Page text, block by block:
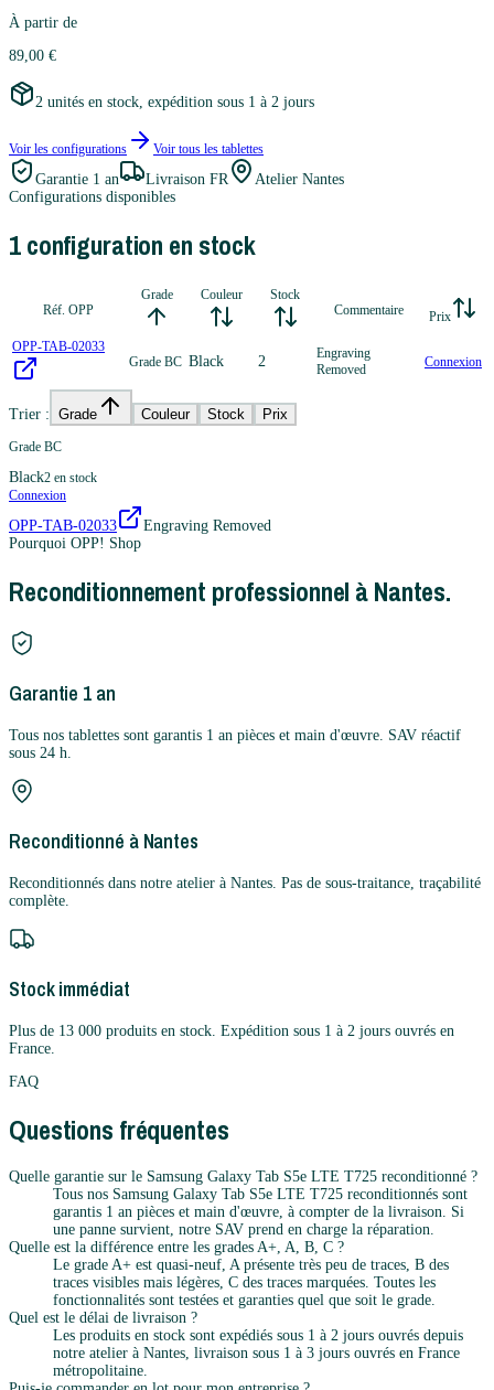
À partir de
89,00 €
2 unités en stock, expédition sous 1 à 2 jours
Voir les configurations Voir tous les tablettes
Garantie 1 an Livraison FR
Atelier Nantes
Configurations disponibles
1configuration en stock
Réf. OPP
Grade Couleur
Stock
Commentaire
Prix
OPP-TAB-02033
Grade BC Black 2
Engraving
Removed
Connexion
Trier : Grade Couleur Stock Prix
Grade BC
Black2 en stock
Connexion
OPP-TAB-02033
Engraving Removed
Pourquoi OPP! Shop
Reconditionnement professionnel à Nantes.
Garantie 1 an
Tous nos tablettes sont garantis 1 an pièces et main d'œuvre. SAV réactif
sous 24 h.
Reconditionné à Nantes
Reconditionnés dans notre atelier à Nantes. Pas de sous-traitance, traçabilité
complète.
Stock immédiat
Plus de 13 000 produits en stock. Expédition sous 1 à 2 jours ouvrés en
France.
FAQ
Questions fréquentes
Quelle garantie sur le Samsung Galaxy Tab S5e LTE T725 reconditionné ?
Tous nos Samsung Galaxy Tab S5e LTE T725 reconditionnés sont
garantis 1 an pièces et main d'œuvre, à compter de la livraison. Si
une panne survient, notre SAV prend en charge la réparation.
Quelle est la différence entre les grades A+, A, B, C ?
Le grade A+ est quasi-neuf, A présente très peu de traces, B des
traces visibles mais légères, C des traces marquées. Toutes les
fonctionnalités sont testées et garanties quel que soit le grade.
Quel est le délai de livraison ?
Les produits en stock sont expédiés sous 1 à 2 jours ouvrés depuis
notre atelier à Nantes, livraison sous 1 à 3 jours ouvrés en France
métropolitaine.